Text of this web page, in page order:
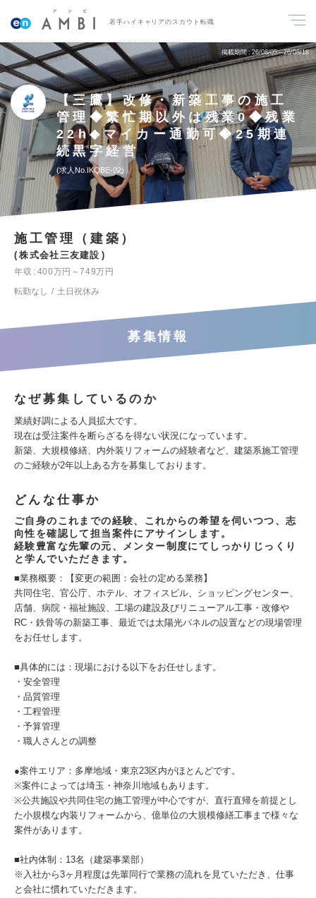
若手ハイキャリアのスカウト転職
掲載期間 26/08/05～26/08/18
【三鷹】改修・新築工事の施工
管理◆繁忙期以外は残業0◆残業
22h◆マイカー通勤可◆25期連
続黒字経営
求人No.IKQBE-02
施工管理（建築）
株式会社三友建設
年収
400万円～749万円
転勤なし
土日祝休み
募集情報
なぜ募集しているのか
業績好調による人員拡大です。
現在は受注案件を断らざるを得ない状況になっています。
新築、大規模修繕、内外装リフォームの経験者など、建築系施工管理
のご経験が2年以上ある方を募集しております。
どんな仕事か
ご自身のこれまでの経験、これからの希望を伺いつつ、志
向性を確認して担当案件にアサインします。
経験豊富な先輩の元、メンター制度にてしっかりじっくり
と学んでいただきます。
■業務概要：【変更の範囲：会社の定める業務】
共同住宅、官公庁、ホテル、オフィスビル、ショッピングセンター、
店舗、病院・福祉施設、工場の建設及びリニューアル工事・改修や
RC・鉄骨等の新築工事、最近では太陽光パネルの設置などの現場管理
をお任せします。
■具体的には：現場における以下をお任せします。
・安全管理
・品質管理
・工程管理
・予算管理
・職人さんとの調整
●案件エリア：多摩地域・東京23区内がほとんどです。
※案件によっては埼玉・神奈川地域もあります。
※公共施設や共同住宅の施工管理が中心ですが、直行直帰を前提とし
た小規模な内装リフォームから、億単位の大規模修繕工事まで様々な
案件があります。
■社内体制：13名（建築事業部）
※入社から3ヶ月程度は先輩同行で業務の流れを見ていただき、仕事
と会社に慣れていただきます。